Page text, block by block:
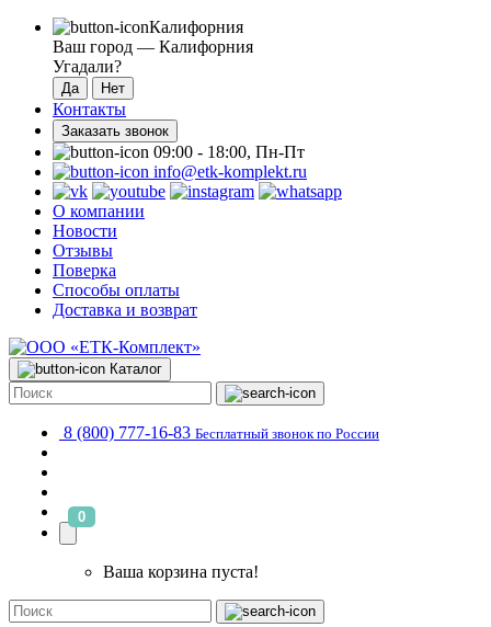
Калифорния
Ваш город — Калифорния
Угадали?
Контакты
Заказать звонок
09:00 - 18:00, Пн-Пт
info@etk-komplekt.ru
О компании
Новости
Отзывы
Поверка
Способы оплаты
Доставка и возврат
Каталог
8 (800) 777-16-83 Бесплатный звонок по России
0
Ваша корзина пуста!